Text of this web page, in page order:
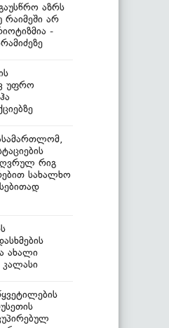
აზრს
რაიმეში არ
-
უფრო
რიგ
სახალხო
ახალი
კალასი